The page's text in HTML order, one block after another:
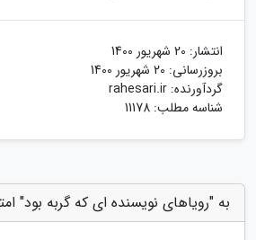
انتشار: 20 شهریور 1400
بروزرسانی: 20 شهریور 1400
گردآورنده: rahesari.ir
شناسه مطلب: 11178
به "رویاهای نویسنده ای که گربه بود"